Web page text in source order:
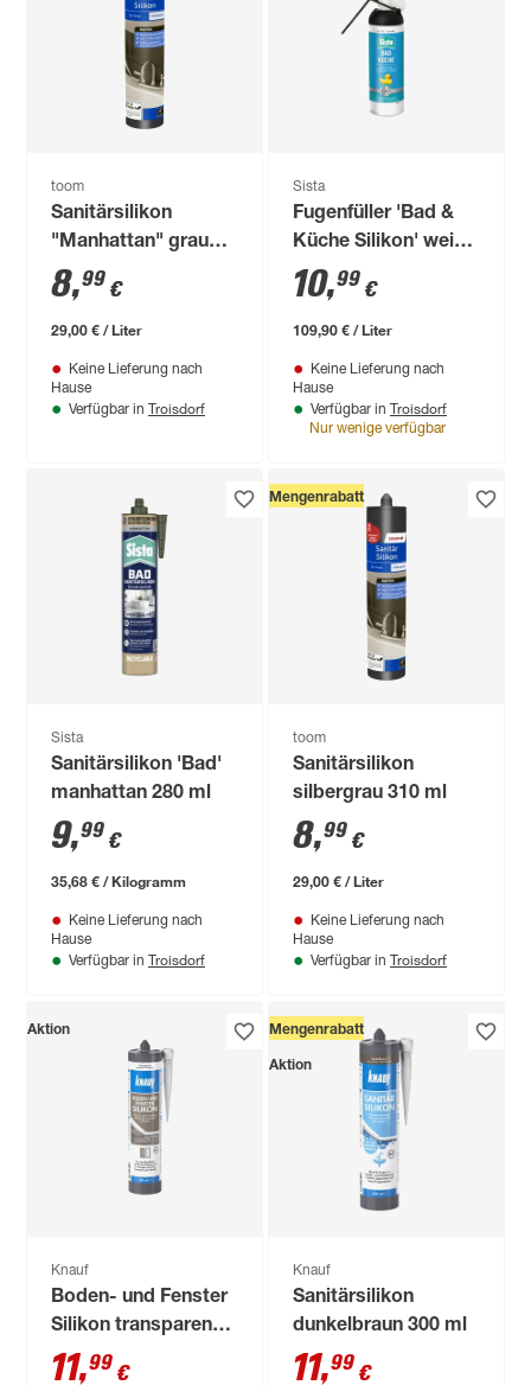
toom
Sanitärsilikon
"Manhattan" grau
310 ml
8,99 €
29,00 € / Liter
Keine Lieferung nach
Hause
Verfügbar in Troisdorf
Sista
Fugenfüller 'Bad &
Küche Silikon' weiß
100 ml
10,99 €
109,90 € / Liter
Keine Lieferung nach
Hause
Verfügbar in Troisdorf
Nur wenige verfügbar
Sista
Sanitärsilikon 'Bad'
manhattan 280 ml
9,99 €
35,68 € / Kilogramm
Keine Lieferung nach
Hause
Verfügbar in Troisdorf
Mengenrabatt
toom
Sanitärsilikon
silbergrau 310 ml
8,99 €
29,00 € / Liter
Keine Lieferung nach
Hause
Verfügbar in Troisdorf
Aktion
Knauf
Boden- und Fenster
Silikon transparent
300 ml
11,99 €
Mengenrabatt
Aktion
Knauf
Sanitärsilikon
dunkelbraun 300 ml
11,99 €